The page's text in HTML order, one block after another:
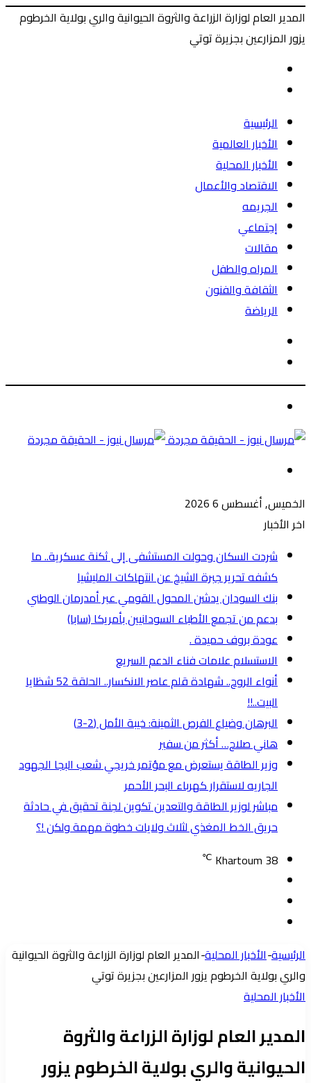
المدير العام لوزارة الزراعة والثروة الحيوانية والري بولاية الخرطوم
يزور المزارعين بجزيرة توتي
الرئيسية
الأخبار العالمية
الأخبار المحلية
الاقتصاد والأعمال
الجريمه
إجتماعي
مقالات
المراه والطفل
الثقافة والفنون
الرياضة
عن
الخميس, أغسطس 6 2026
اخر الأخبار
شردت السكان وحولت المستشفى إلى ثكنة عسكرية.. ما
كشفه تحرير جبرة الشيخ عن انتهاكات المليشيا
بنك السودان يدشن المحول القومي عبر أمدرمان الوطني
بدعم من تجمع الأطباء السودانيين بأمريكا (سابا)
عودة بروف حميدة .
الاستسلام علامات فناء الدعم السريع
أنواء الروح.. شهادة قلم عاصر الانكسار.. الحلقة 52 شظايا
البيت..!!
البرهان وضياع الفرص الثمينة: خيبة الأمل (2-3)
هاني صلاح… أكثر من سفير
وزير الطاقة يستعرض مع مؤتمر خريجي شعب البجا الجهود
الجاريه لاستقرار كهرباء البحر الأحمر
مباشر لوزير الطاقة والتعدين تكوين لجنة تحقيق في حادثة
حريق الخط المغذي لثلاث ولايات خطوة مهمة ولكن !؟
Khartoum 38
℃
جانبيالرئيسية-الأخبار المحلية-المدير العام لوزارة الزراعة والثروة الحيوانية
والري بولاية الخرطوم يزور المزارعين بجزيرة توتي
الأخبار المحلية
المدير العام لوزارة الزراعة والثروة
الحيوانية والري بولاية الخرطوم يزور